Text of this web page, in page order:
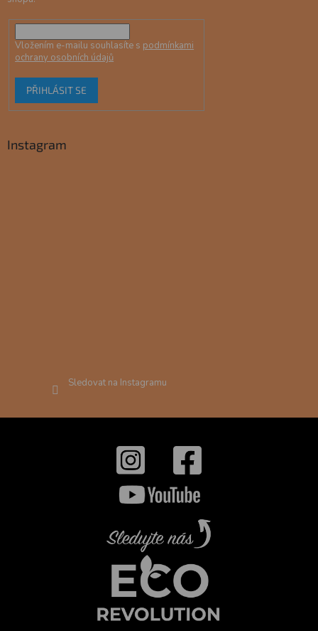
Vložením e-mailu souhlasíte s podmínkami
ochrany osobních údajů
PŘIHLÁSIT SE
Instagram
Sledovat na Instagramu